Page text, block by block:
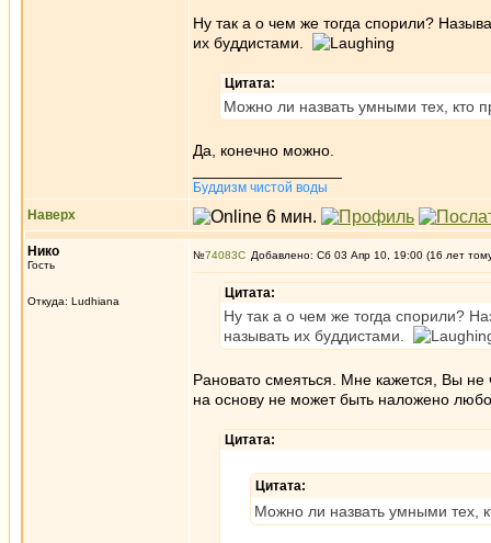
Ну так а о чем же тогда спорили?
их буддистами.
Цитата:
Можно ли назвать умными тех, кто
Да, конечно можно.
Буддизм чистой воды
Наверх
Нико
Гость
Откуда: Ludhiana
№74083 Добавлено: Сб 03 Апр 10, 19:00 (16 лет
Цитата:
Ну так а о чем же тогда спорили?
называть их буддистами.
Рановато смеяться. Мне кажется, Вы
на основу не может быть наложено
Цитата:
Цитата:
Можно ли назвать умными тех,